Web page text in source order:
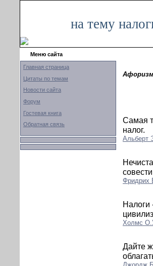
на тему
Меню сайта
Главная страница
Цитаты по темам
Новости сайта
Форум
Гостевая книга
Обратная связь
Cамая
налог.
Альберт
Фридрих
Налоги
Холмc
Дайте